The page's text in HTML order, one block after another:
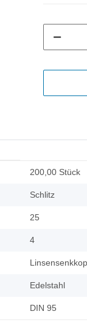
200,00 Stück
Schlitz
25
4
Edelstahl
DIN 95